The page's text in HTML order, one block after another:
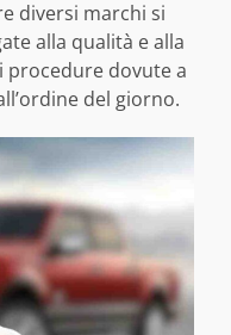
diversi marchi si
alla qualità e alla
procedure dovute a
del giorno.